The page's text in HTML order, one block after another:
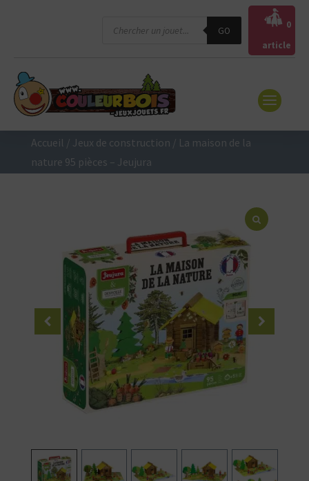
GO
0
article
Accueil / Jeux de construction / La maison de la
nature 95 pièces – Jeujura